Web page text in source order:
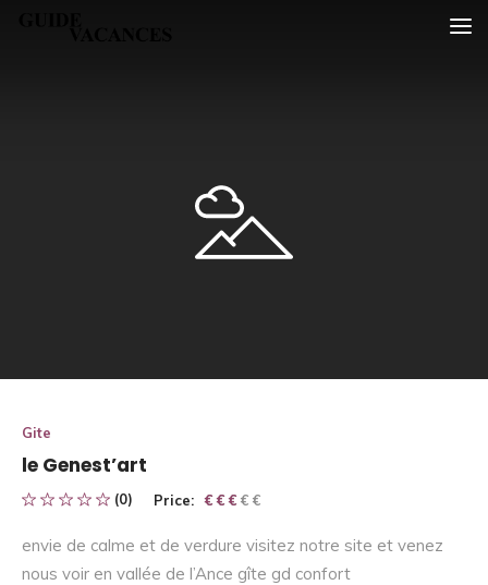
Gite
le Genest’art
(0) Price: € € € € €
€ € €
envie de calme et de verdure visitez notre site et venez
nous voir en vallée de l’Ance gîte gd confort